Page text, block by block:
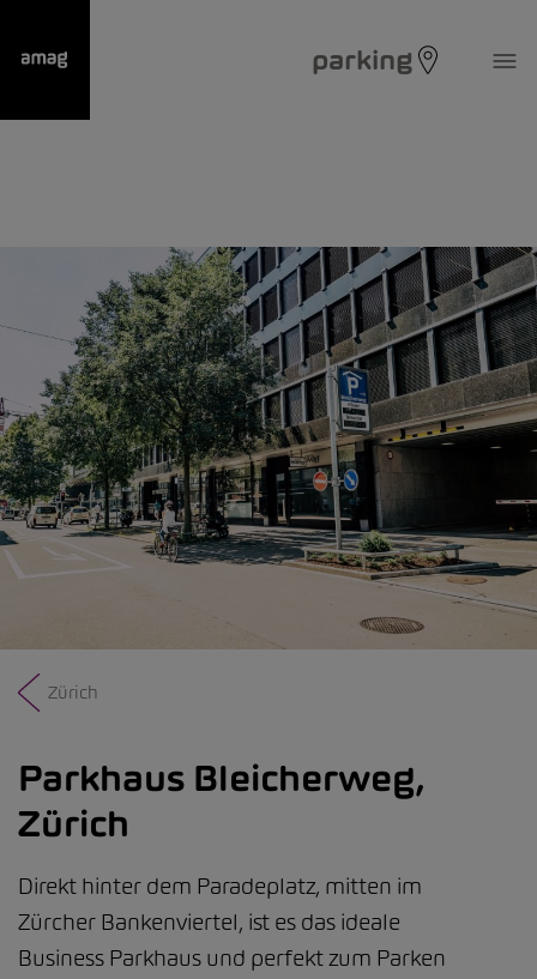
parking
Zürich
Parkhaus Bleicherweg,
Zürich
Direkt hinter dem Paradeplatz, mitten im
Zürcher Bankenviertel, ist es das ideale
Business Parkhaus und perfekt zum Parken